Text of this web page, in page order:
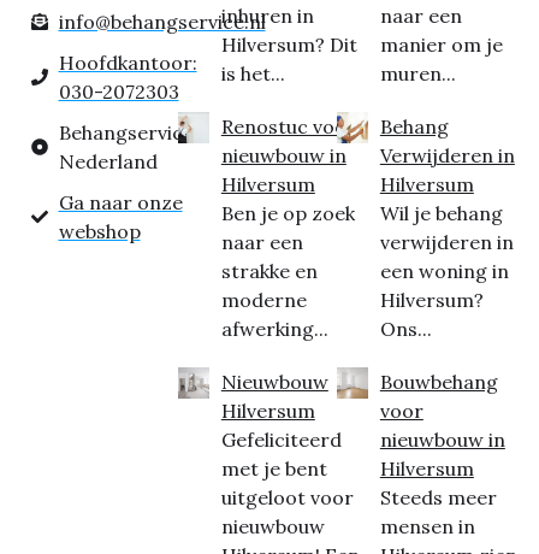
info@behangservice.nl
Hoofdkantoor:
030-2072303
Behangservice
Nederland
Ga naar onze
webshop
inhuren in
Hilversum? Dit
is het...
Renostuc voor
nieuwbouw in
Hilversum
Ben je op zoek
naar een
strakke en
moderne
afwerking...
Nieuwbouw
Hilversum
Gefeliciteerd
met je bent
uitgeloot voor
nieuwbouw
naar een
manier om je
muren...
Behang
Verwijderen in
Hilversum
Wil je behang
verwijderen in
een woning in
Hilversum?
Ons...
Bouwbehang
voor
nieuwbouw in
Hilversum
Steeds meer
mensen in